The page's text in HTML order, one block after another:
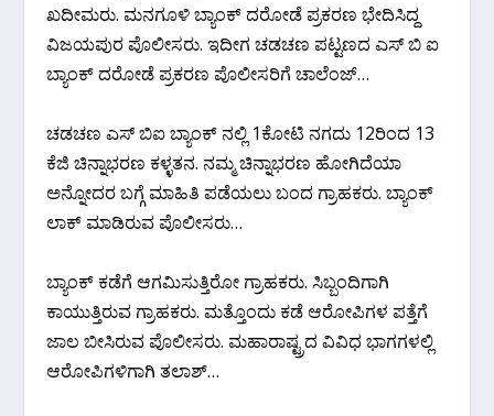
ಖದೀಮರು. ಮನಗೂಳಿ ಬ್ಯಾಂಕ್ ದರೋಡೆ ಪ್ರಕರಣ ಭೇದಿಸಿದ್ದ
ವಿಜಯಪುರ ಪೊಲೀಸರು. ಇದೀಗ ಚಡಚಣ ಪಟ್ಟಣದ ಎಸ್ ಬಿ ಐ
ಬ್ಯಾಂಕ್ ದರೋಡೆ ಪ್ರಕರಣ ಪೊಲೀಸರಿಗೆ ಚಾಲೆಂಜ್…
ಚಡಚಣ ಎಸ್ ಬಿಐ ಬ್ಯಾಂಕ್ ನಲ್ಲಿ 1ಕೋಟಿ ನಗದು 12ರಿಂದ 13
ಕೆಜಿ ಚಿನ್ನಾಭರಣ ಕಳ್ಳತನ. ನಮ್ಮ ಚಿನ್ನಾಭರಣ ಹೋಗಿದೆಯಾ
ಅನ್ನೋದರ ಬಗ್ಗೆ ಮಾಹಿತಿ ಪಡೆಯಲು ಬಂದ ಗ್ರಾಹಕರು. ಬ್ಯಾಂಕ್
ಲಾಕ್ ಮಾಡಿರುವ ಪೊಲೀಸರು…
ಬ್ಯಾಂಕ್ ಕಡೆಗೆ ಆಗಮಿಸುತ್ತಿರೋ ಗ್ರಾಹಕರು. ಸಿಬ್ಬಂದಿಗಾಗಿ
ಕಾಯುತ್ತಿರುವ ಗ್ರಾಹಕರು. ಮತ್ತೊಂದು ಕಡೆ ಆರೋಪಿಗಳ ಪತ್ತೆಗೆ
ಜಾಲ ಬೀಸಿರುವ ಪೊಲೀಸರು. ಮಹಾರಾಷ್ಟ್ರದ ವಿವಿಧ ಭಾಗಗಳಲ್ಲಿ
ಆರೋಪಿಗಳಿಗಾಗಿ ತಲಾಶ್…